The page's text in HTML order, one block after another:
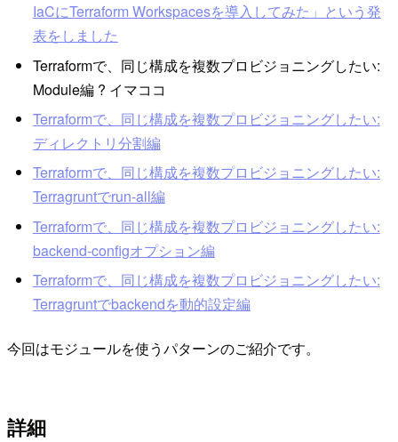
IaCにTerraform Workspacesを導入してみた」という発
表をしました
Terraformで、同じ構成を複数プロビジョニングしたい:
Module編 ? イマココ
Terraformで、同じ構成を複数プロビジョニングしたい:
ディレクトリ分割編
Terraformで、同じ構成を複数プロビジョニングしたい:
Terragruntでrun-all編
Terraformで、同じ構成を複数プロビジョニングしたい:
backend-configオプション編
Terraformで、同じ構成を複数プロビジョニングしたい:
Terragruntでbackendを動的設定編
今回はモジュールを使うパターンのご紹介です。
詳細